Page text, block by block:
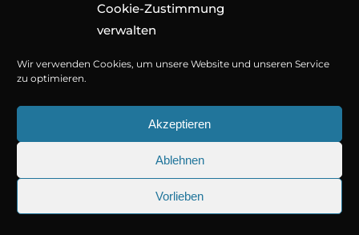
Cookie-Zustimmung
verwalten
Wir verwenden Cookies, um unsere Website und unseren Service
zu optimieren.
Akzeptieren
Ablehnen
Vorlieben
Folge 036: Oscar Wilde
– Das Bildnis des Dorian
Gray (Teil 1 von 2)
Hörspiel von Marc Gruppe
© Copyright 2026Titania Medien GmbH.